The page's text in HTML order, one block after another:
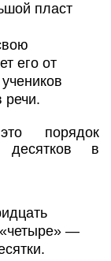
пласт
его от
речи.
порядок
в
«четыре» —